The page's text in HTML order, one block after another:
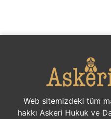
Web sitemizdeki tüm
hakkı Askeri Hukuk ve